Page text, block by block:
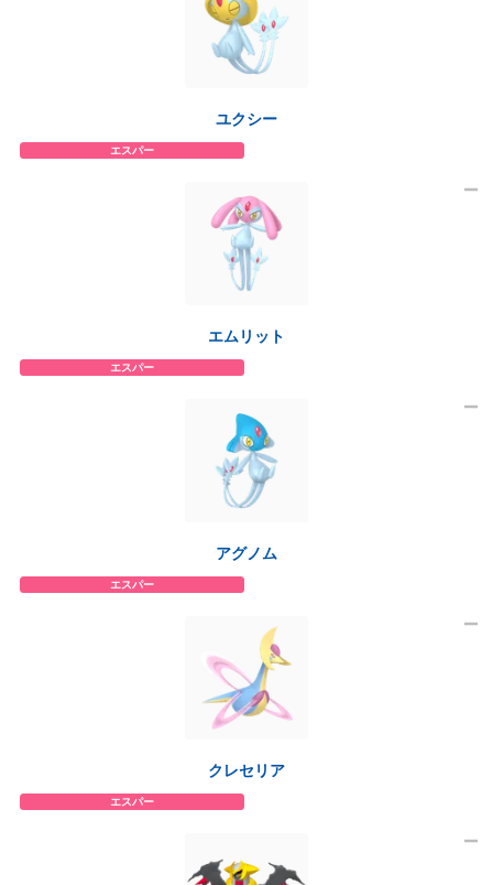
ユクシー
エスパー
エムリット
エスパー
アグノム
エスパー
クレセリア
エスパー